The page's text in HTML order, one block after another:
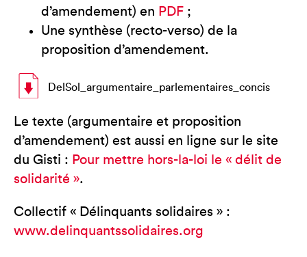
d’amendement) en PDF ;
Une synthèse (recto-verso) de la
proposition d’amendement.
DelSol_argumentaire_parlementaires_concis
Le texte (argumentaire et proposition
d’amendement) est aussi en ligne sur le site
du Gisti : Pour mettre hors-la-loi le « délit de
solidarité ».
Collectif « Délinquants solidaires » :
www.delinquantssolidaires.org